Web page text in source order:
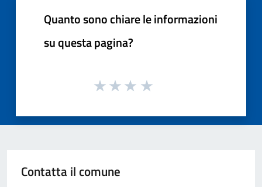
Quanto sono chiare le informazioni
su questa pagina?
Contatta il comune